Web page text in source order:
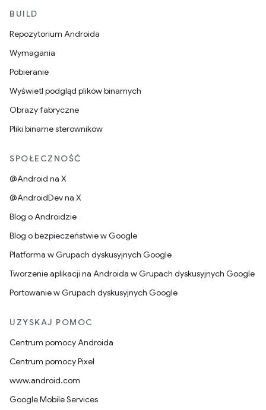
BUILD
Repozytorium Androida
Wymagania
Pobieranie
Wyświetl podgląd plików binarnych
Obrazy fabryczne
Pliki binarne sterowników
SPOŁECZNOŚĆ
@Android na X
@AndroidDev na X
Blog o Androidzie
Blog o bezpieczeństwie w Google
Platforma w Grupach dyskusyjnych Google
Tworzenie aplikacji na Androida w Grupach dyskusyjnych Google
Portowanie w Grupach dyskusyjnych Google
UZYSKAJ POMOC
Centrum pomocy Androida
Centrum pomocy Pixel
www.android.com
Google Mobile Services